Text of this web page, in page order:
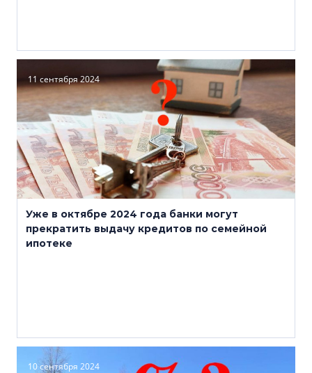
11 сентября 2024
Уже в октябре 2024 года банки могут
прекратить выдачу кредитов по семейной
ипотеке
10 сентября 2024